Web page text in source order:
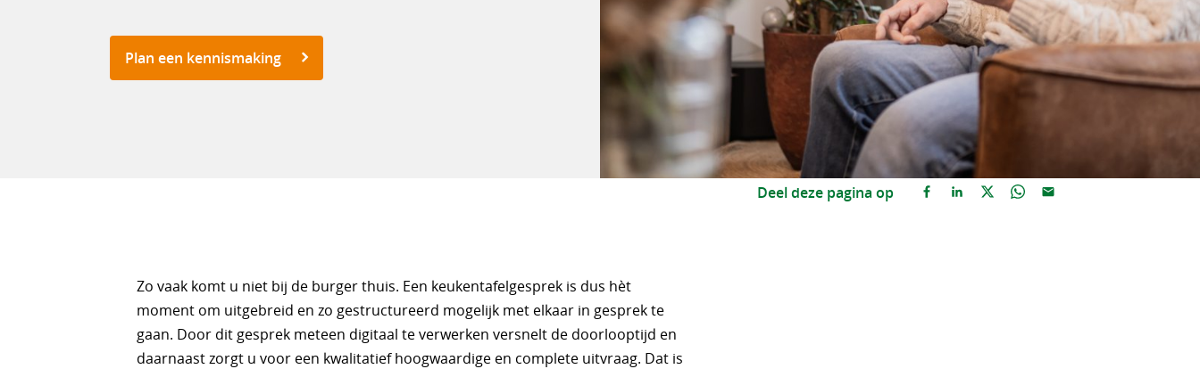
Plan een kennismaking
Deel deze pagina op
Zo vaak komt u niet bij de burger thuis. Een keukentafelgesprek is dus hèt
moment om uitgebreid en zo gestructureerd mogelijk met elkaar in gesprek te
gaan. Door dit gesprek meteen digitaal te verwerken versnelt de doorlooptijd en
daarnaast zorgt u voor een kwalitatief hoogwaardige en complete uitvraag. Dat is